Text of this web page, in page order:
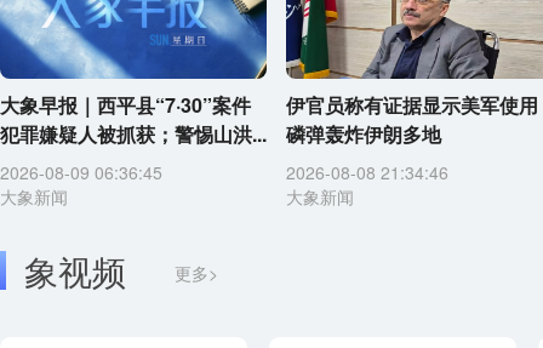
大象早报｜西平县“7·30”案件
犯罪嫌疑人被抓获；警惕山洪...
2026-08-09 06:36:45
大象新闻
伊官员称有证据显示美军使用
磷弹轰炸伊朗多地
2026-08-08 21:34:46
大象新闻
象视频 更多>